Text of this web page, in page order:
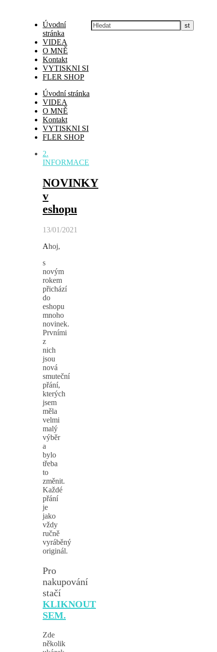
Úvodní
stránka
VIDEA
O MNĚ
Kontakt
VYTISKNI SI
FLER SHOP
Úvodní stránka
VIDEA
O MNĚ
Kontakt
VYTISKNI SI
FLER SHOP
2.
INFORMACE
NOVINKY
v
eshopu
13/01/2021
Ahoj,
s
novým
rokem
přichází
do
eshopu
mnoho
novinek.
Prvními
z
nich
jsou
nová
smuteční
přání,
kterých
jsem
měla
velmi
malý
výběr
a
bylo
třeba
to
změnit.
Každé
přání
je
jako
vždy
ručně
vyráběný
originál.
Pro
nakupování
stačí
KLIKNOUT
SEM.
Zde
několik